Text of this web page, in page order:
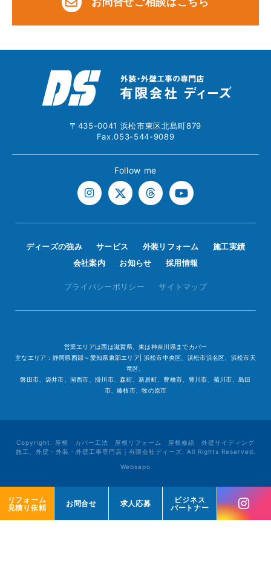
リフォーム
見積り依頼
お問合せ 求人応募
ビジネス
パートナー
リフォーム
見積り依頼
お問合せ 求人応募
ビジネス
パートナー
〒435-0041 浜松市東区北島町879
Fax.053-544-9089
Follow me
ディーズの強み サービス 外装リフォーム
施工実績
会社案内
お知らせ 採用情報
プライバシーポリシー サイトマップ
営業エリアは西は滋賀県、東は神奈川県までカバー
主なエリア：静岡県西部～愛知県東部エリア| 浜松市中央区、浜松市浜名区、浜松市天
竜区、
磐田市、袋井市、湖西市、掛川市、森町、新居町、豊橋市、豊川市、菊川市、島田
市、藤枝市、牧の原市
Copyright. 屋根 カバー工法 屋根リフォーム 屋根修繕 外壁サイディング
施工、外壁・外装・外壁工事専門店｜有限会社ディーズ. All Rights Reserved.
Websapo